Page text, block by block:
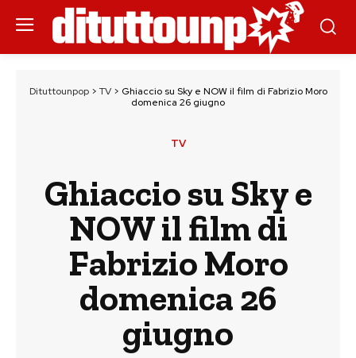
Dituttounpop> TV> Ghiaccio su Sky e NOW il film di Fabrizio Moro
domenica 26 giugno
TV
Ghiaccio su Sky e
NOW il film di
Fabrizio Moro
domenica 26
giugno